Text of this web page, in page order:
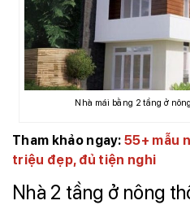
Nhà mái bằng 2 tầng ở
Tham khảo ngay:55+ mẫu
triệu đẹp, đủ tiện nghi
Nhà 2 tầng ở nông